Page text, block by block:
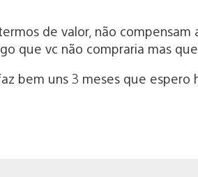
de valor, não
que vc não compraria mas
bem uns 3 meses que